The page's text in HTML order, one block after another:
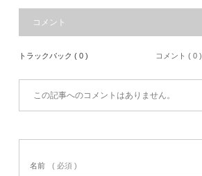
コメント
トラックバック ( 0 ) コメント ( 0 )
この記事へのコメントはありません。
名前 ( 必須 )